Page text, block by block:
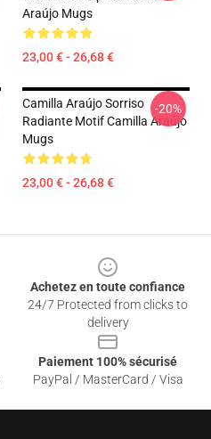
Araújo Mugs
23,00 € - 26,68 €
Camilla Araújo Sorriso
Radiante Motif Camilla Araújo
Mugs
23,00 € - 26,68 €
-20%
Achetez en toute confiance
24/7 Protected from clicks to
delivery
Paiement 100% sécurisé
PayPal / MasterCard / Visa